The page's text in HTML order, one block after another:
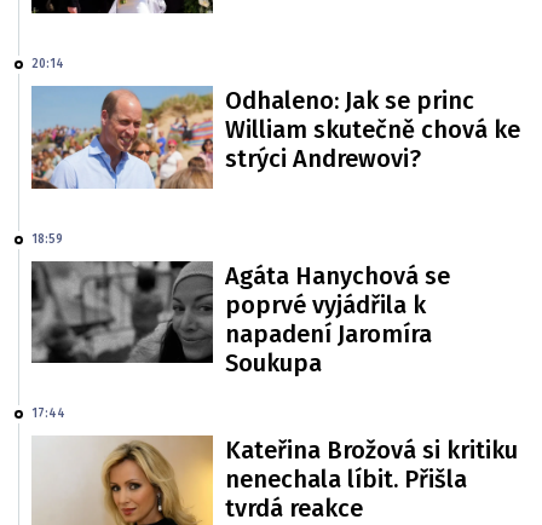
20:14
Odhaleno: Jak se princ
William skutečně chová ke
strýci Andrewovi?
18:59
Agáta Hanychová se
poprvé vyjádřila k
napadení Jaromíra
Soukupa
17:44
Kateřina Brožová si kritiku
nenechala líbit. Přišla
tvrdá reakce